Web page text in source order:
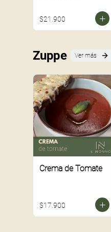
$21.900
Zuppe Ver más
Crema de Tomate
$17.900